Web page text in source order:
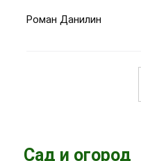
Роман Данилин
Сад и огород